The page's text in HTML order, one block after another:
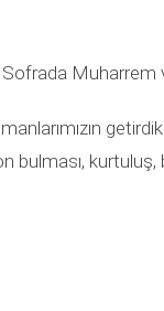
Muharrem
bulması,